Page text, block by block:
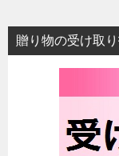
贈り物の受け取